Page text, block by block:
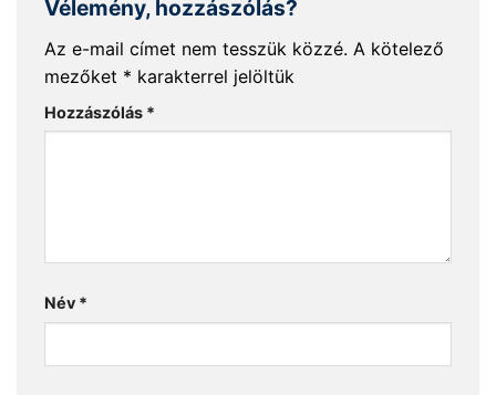
Vélemény, hozzászólás?
Az e-mail címet nem tesszük közzé. A kötelező
mezőket * karakterrel jelöltük
Hozzászólás *
Név *